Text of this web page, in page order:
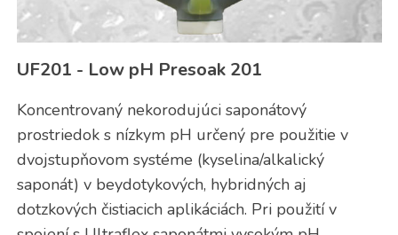
UF201 - Low pH Presoak 201
Koncentrovaný nekorodujúci saponátový
prostriedok s nízkym pH určený pre použitie v
dvojstupňovom systéme (kyselina/alkalický
saponát) v beydotykových, hybridných aj
dotzkových čistiacich aplikáciách. Pri použití v